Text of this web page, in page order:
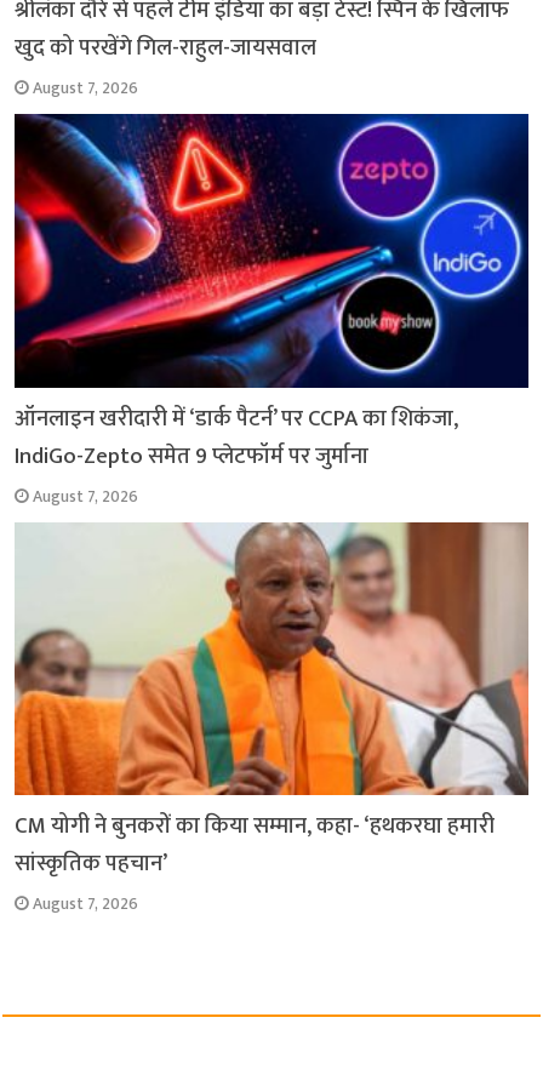
श्रीलंका दौरे से पहले टीम इंडिया का बड़ा टेस्ट! स्पिन के खिलाफ
खुद को परखेंगे गिल-राहुल-जायसवाल
August 7, 2026
ऑनलाइन खरीदारी में ‘डार्क पैटर्न’ पर CCPA का शिकंजा,
IndiGo-Zepto समेत 9 प्लेटफॉर्म पर जुर्माना
August 7, 2026
CM योगी ने बुनकरों का किया सम्मान, कहा- ‘हथकरघा हमारी
सांस्कृतिक पहचान’
August 7, 2026